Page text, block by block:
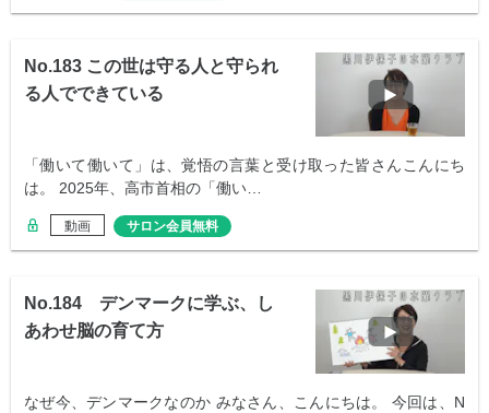
No.183 この世は守る人と守られ
る人でできている
「働いて働いて」は、覚悟の言葉と受け取った皆さんこんにち
は。 2025年、高市首相の「働い…
動画 サロン会員無料
No.184 デンマークに学ぶ、し
あわせ脳の育て方
なぜ今、デンマークなのか みなさん、こんにちは。 今回は、N